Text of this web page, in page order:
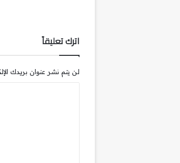
اترك تعليقاً
لن يتم نشر عنوان بريدك